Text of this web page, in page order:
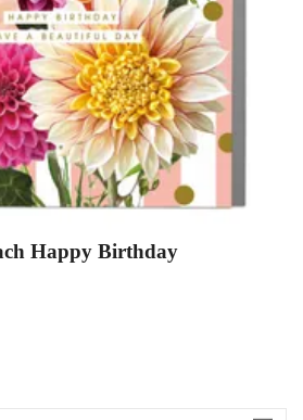
Happy Birthday